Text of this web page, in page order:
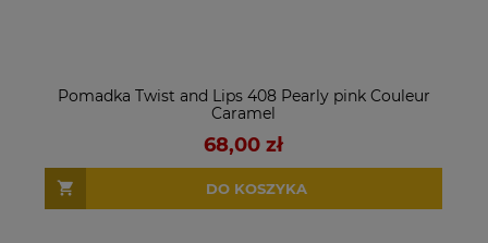
Pomadka Twist and Lips 408 Pearly pink Couleur
Caramel
68,00 zł
DO KOSZYKA